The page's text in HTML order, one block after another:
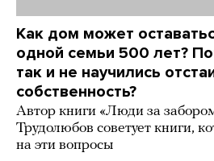
Как дом может
одной семьи 500 лет?
так и не научились
собственность?
Автор книги «Люди за
Трудолюбов советует книги,
на эти вопросы